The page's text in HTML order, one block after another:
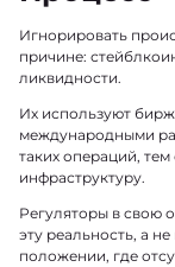
Игнорировать
причине:
ликвидности.
Их используют
международными
таких операций,
инфраструктуру.
Регуляторы в свою
эту реальность, а
положении, где